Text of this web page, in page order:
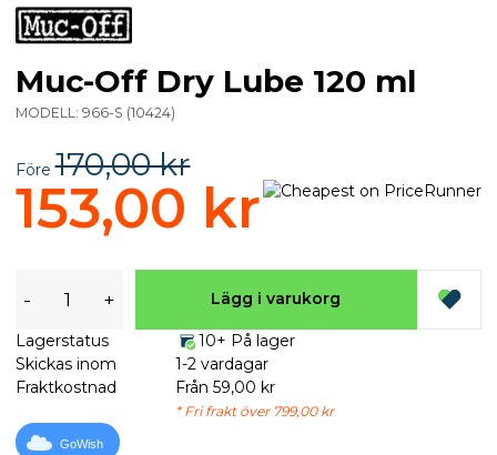
Muc-Off Dry Lube 120 ml
MODELL: 966-S (10424)
Före 170,00 kr
153,00 kr
- + Lägg i varukorg
Lagerstatus
10+ På lager
Skickas inom
1-2 vardagar
Fraktkostnad
Från 59,00 kr
* Fri frakt över 799,00 kr
GoWish